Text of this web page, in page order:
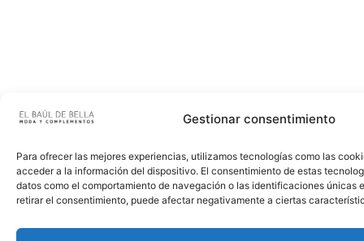
Gestionar consentimiento
Para ofrecer las mejores experiencias, utilizamos tecnologías como las
acceder a la información del dispositivo. El consentimiento de estas
datos como el comportamiento de navegación o las identificaciones únicas
retirar el consentimiento, puede afectar negativamente a ciertas